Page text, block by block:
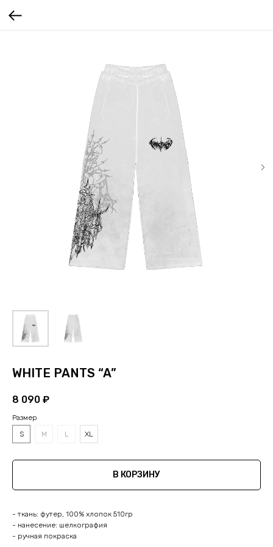
WHITE PANTS “A”
8 090 ₽
Размер
S
M L XL
В КОРЗИНУ
- ткань: футер, 100% хлопок 510гр
- нанесение: шелкография
- ручная покраска